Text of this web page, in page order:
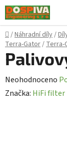
Přejít
na
obsah
Domů
/Náhradní díly/
Terra-Gator/Terra-
Průměrné
hodnocení
Neohodnoceno
Značka: HiFi filter